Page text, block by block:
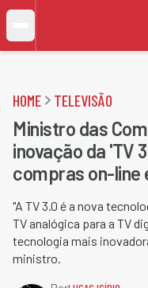
HOME TELEVISÃO
Ministro das
inovação da 'TV
compras on-line
"A TV 3.0 é a nova
TV analógica para a TV
tecnologia mais
ministro.